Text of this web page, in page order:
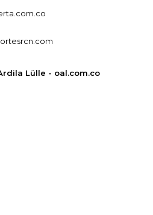
Lülle - oal.com.co